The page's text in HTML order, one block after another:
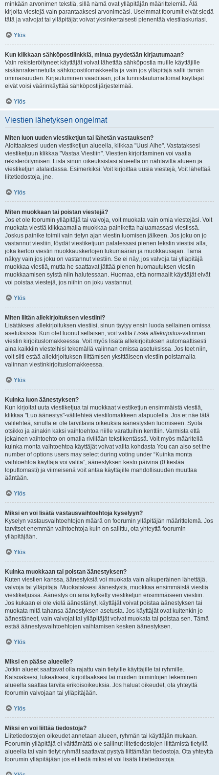
minkään arvonimen tekstiä, sillä nämä ovat ylläpitäjän määrittelemiä. Älä
kirjoita viestejä vain parantaaksesi arvonimeäsi. Useimmat foorumit eivät siedä
tätä ja valvojat tai ylläpitäjät voivat yksinkertaisesti pienentää viestilaskuriasi.
Ylös
Kun klikkaan sähköpostilinkkiä, minua pyydetään kirjautumaan?
Vain rekisteröityneet käyttäjät voivat lähettää sähköpostia muille käyttäjille
sisäänrakennetulla sähköpostilomakkeella ja vain jos ylläpitäjä sallii tämän
ominaisuuden. Kirjautuminen vaaditaan, jotta tunnistautumattomat käyttäjät
eivät voisi väärinkäyttää sähköpostijärjestelmää.
Ylös
Viestien lähetyksen ongelmat
Miten luon uuden viestiketjun tai lähetän vastauksen?
Aloittaaksesi uuden viestiketjun alueella, klikkaa "Uusi Aihe". Vastataksesi
viestiketjuun klikkaa "Vastaa Viestiin". Viestien kirjoittaminen voi vaatia
rekisteröitymisen. Lista sinun oikeuksistasi alueella on nähtävillä alueen ja
viestiketjun alalaidassa. Esimerkiksi: Voit kirjoittaa uusia viestejä, Voit lähettää
liitetiedostoja, jne.
Ylös
Miten muokkaan tai poistan viestejä?
Jos et ole foorumin ylläpitäjä tai valvoja, voit muokata vain omia viestejäsi. Voit
muokata viestiä klikkaamalla muokkaa-painiketta haluamassasi viestissä.
Joskus painike toimii vain tietyn ajan viestin luomisen jälkeen. Jos joku on jo
vastannut viestiin, löydät viestiketjuun palatessasi pienen tekstin viestisi alla,
joka kertoo viestin muokkauskertojen lukumäärän ja muokkausajan. Tämä
näkyy vain jos joku on vastannut viestiin. Se ei näy, jos valvoja tai ylläpitäjä
muokkaa viestiä, mutta he saattavat jättää pienen huomautuksen viestin
muokkaamisen syistä niin halutessaan. Huomaa, että normaalit käyttäjät eivät
voi poistaa viestejä, jos niihin on joku vastannut.
Ylös
Miten liitän allekirjoituksen viestiini?
Lisätäksesi allekirjoituksen viestiisi, sinun täytyy ensin luoda sellainen omissa
asetuksissa. Kun olet luonut sellaisen, voit valita Lisää allekirjoitus-valinnan
viestin kirjoituslomakkeessa. Voit myös lisätä allekirjoituksen automaattisesti
aina kaikkiin viesteihisi tekemällä valinnan omissa asetuksissa. Jos teet niin,
voit silti estää allekirjoituksen liittämisen yksittäiseen viestiin poistamalla
valinnan viestinkirjoituslomakkeessa.
Ylös
Kuinka luon äänestyksen?
Kun kirjoitat uuta viestiketjua tai muokkaat viestiketjun ensimmäistä viestiä,
klikkaa "Luo äänestys"-välilehteä viestilomakkeen alapuolella. Jos et näe tätä
välilehteä, sinulla ei ole tarvittavia oikeuksia äänestysten luomiseen. Syötä
otsikko ja ainakin kaksi vaihtoehtoa niille varattuihin kenttiin. Varmista että
jokainen vaihtoehto on omalla rivillään tekstikentässä. Voit myös määritellä
kuinka monta vaihtoehtoa käyttäjät voivat valita kohdasta You can also set the
number of options users may select during voting under “Kuinka monta
vaihtoehtoa käyttäjä voi valita”, äänestyksen kesto päivinä (0 kestää
loputtomasti) ja viimeisenä voit antaa käyttäjille mahdollisuuden muuttaa
ääntään.
Ylös
Miksi en voi lisätä vastausvaihtoehtoja kyselyyn?
Kyselyn vastausvaihtoehtojen määrä on foorumin ylläpitäjän määrittelemä. Jos
tarvitset enemmän vaihtoehtoja kuin on sallittu, ota yhteyttä foorumin
ylläpitäjään.
Ylös
Kuinka muokkaan tai poistan äänestyksen?
Kuten viestien kanssa, äänestyksiä voi muokata vain alkuperäinen lähettäjä,
valvoja tai ylläpitäjä. Muokataksesi äänestystä, muokkaa ensimmäistä viestiä
viestiketjussa. Äänestys on aina kytketty viestiketjun ensimmäiseen viestiin.
Jos kukaan ei ole vielä äänestänyt, käyttäjät voivat poistaa äänestyksen tai
muokata mitä tahansa äänestyksen asetusta. Jos käyttäjät ovat kuitenkin jo
äänestäneet, vain valvojat tai ylläpitäjät voivat muokata tai poistaa sen. Tämä
estää äänestysvaihtoehtojen vaihtamisen kesken äänestyksen.
Ylös
Miksi en pääse alueelle?
Jotkin alueet saattavat olla rajattu vain tietyille käyttäjille tai ryhmille.
Katsoaksesi, lukeaksesi, kirjoittaaksesi tai muiden toimintojen tekeminen
alueella saattaa tarvita erikoisoikeuksia. Jos haluat oikeudet, ota yhteyttä
foorumin valvojaan tai ylläpitäjään.
Ylös
Miksi en voi liittää tiedostoja?
Liitetiedostojen oikeudet annetaan alueen, ryhmän tai käyttäjän mukaan.
Foorumin ylläpitäjä ei välttämättä ole sallinut liitetiedostojen liittämistä tietyllä
alueella tai vain tietyt ryhmät saattavat pystyä liittämään tiedostoja. Ota yhteyttä
foorumin ylläpitäjään jos et tiedä miksi et voi lisätä liitetiedostoja.